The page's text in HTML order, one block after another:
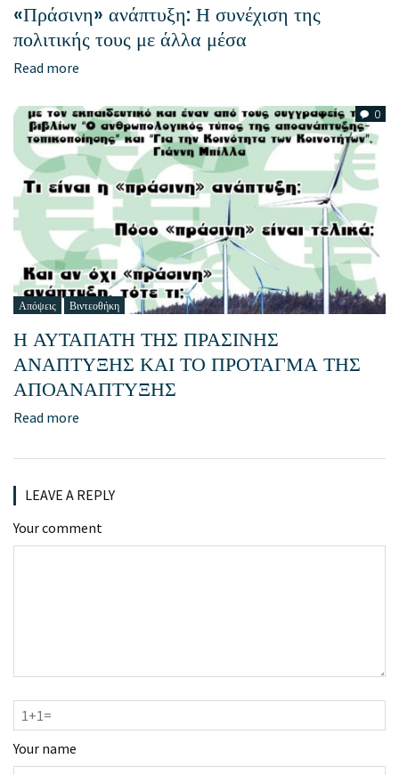
«Πράσινη» ανάπτυξη: Η συνέχιση της
πολιτικής τους με άλλα μέσα
Read more
0
Απόψεις Βιντεοθήκη
Η ΑΥΤΑΠΑΤΗ ΤΗΣ ΠΡΑΣΙΝΗΣ
ΑΝΑΠΤΥΞΗΣ ΚΑΙ ΤΟ ΠΡΟΤΑΓΜΑ ΤΗΣ
ΑΠΟΑΝΑΠΤΥΞΗΣ
Read more
LEAVE A REPLY
Your comment
Your name